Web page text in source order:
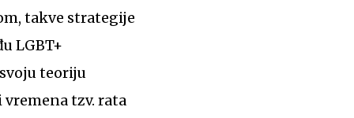
takve strategije
LGBT+
teoriju
tzv. rata